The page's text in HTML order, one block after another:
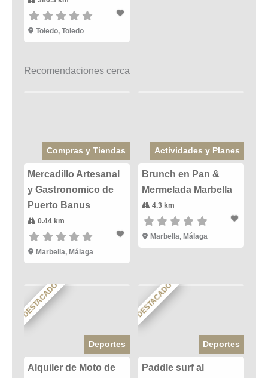
Toledo, Toledo
Recomendaciones cerca
Compras y Tiendas
Mercadillo Artesanal
y Gastronomico de
Puerto Banus
0.44 km
Marbella, Málaga
Actividades y Planes
Brunch en Pan &
Mermelada Marbella
4.3 km
Marbella, Málaga
DESTACADO
Deportes
Alquiler de Moto de
DESTACADO
Deportes
Paddle surf al